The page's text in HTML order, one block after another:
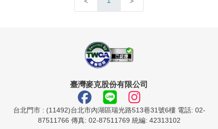
臺灣麥克股份有限公司
台北門市 : (11492)台北市內湖區瑞光路513巷31號6樓 電話: 02-
87511766 傳真: 02-87511769 統編: 42313102